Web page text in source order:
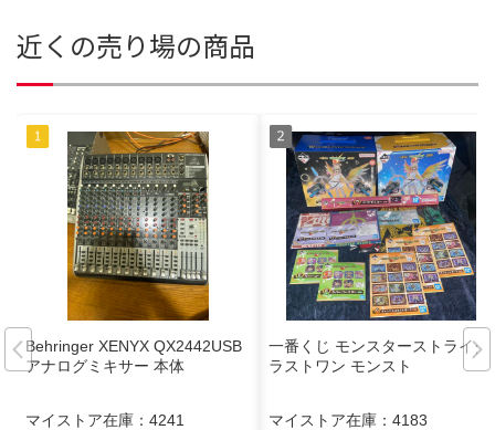
近くの売り場の商品
Behringer XENYX QX2442USB
アナログミキサー 本体
マイストア在庫： 4241
一番くじ モンスターストライク
ラストワン モンスト
マイストア在庫： 4183